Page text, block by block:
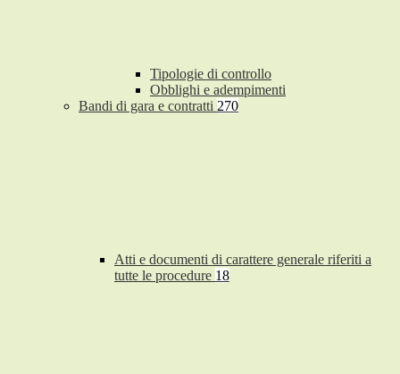
Tipologie di controllo
Obblighi e adempimenti
Bandi di gara e contratti 270
Atti e documenti di carattere generale riferiti a
tutte le procedure 18